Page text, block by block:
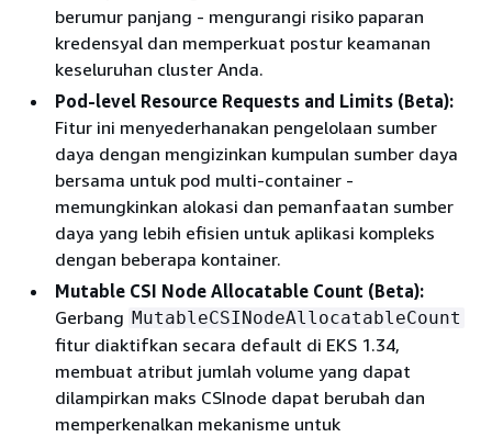
berumur panjang - mengurangi risiko paparan
kredensyal dan memperkuat postur keamanan
keseluruhan cluster Anda.
Pod-level Resource Requests and Limits (Beta):
Fitur ini menyederhanakan pengelolaan sumber
daya dengan mengizinkan kumpulan sumber daya
bersama untuk pod multi-container -
memungkinkan alokasi dan pemanfaatan sumber
daya yang lebih efisien untuk aplikasi kompleks
dengan beberapa kontainer.
Mutable CSI Node Allocatable Count (Beta):
Gerbang MutableCSINodeAllocatableCount
fitur diaktifkan secara default di EKS 1.34,
membuat atribut jumlah volume yang dapat
dilampirkan maks CSInode dapat berubah dan
memperkenalkan mekanisme untuk